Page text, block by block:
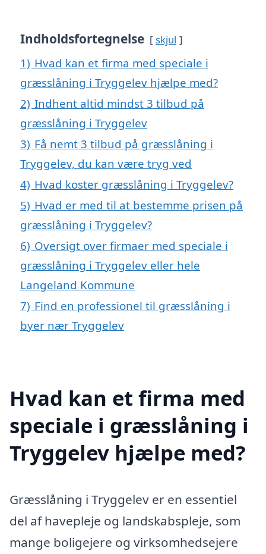
Indholdsfortegnelse skjul
1) Hvad kan et firma med speciale i
græsslåning i Tryggelev hjælpe med?
2) Indhent altid mindst 3 tilbud på
græsslåning i Tryggelev
3) Få nemt 3 tilbud på græsslåning i
Tryggelev, du kan være tryg ved
4) Hvad koster græsslåning i Tryggelev?
5) Hvad er med til at bestemme prisen på
græsslåning i Tryggelev?
6) Oversigt over firmaer med speciale i
græsslåning i Tryggelev eller hele
Langeland Kommune
7) Find en professionel til græsslåning i
byer nær Tryggelev
Hvad kan et firma med
speciale i græsslåning i
Tryggelev hjælpe med?
Græsslåning i Tryggelev er en essentiel
del af havepleje og landskabspleje, som
mange boligejere og virksomhedsejere